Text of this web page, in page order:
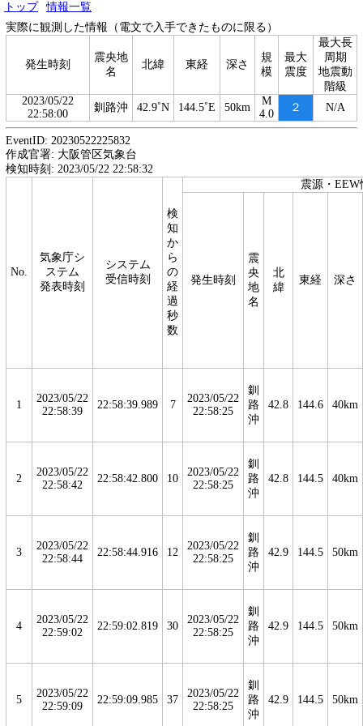
トップ
情報一覧
実際に観測した情報（電文で入手できたものに限る）
発生時刻
震央地
名
北緯 東経 深さ
規
模
最大
震度
最大長
周期
地震動
階級
2023/05/22
22:58:00
釧路沖 42.9˚N 144.5˚E 50km
M
4.0
２ N/A
EventID: 20230522225832
作成官署: 大阪管区気象台
検知時刻: 2023/05/22 22:58:32
No.
気象庁シ
ステム
発表時刻
システム
受信時刻
検
知
か
ら
の
経
過
秒
数
震源・EEW
発生時刻
震
央
地
名
北
緯
東経 深さ
1
2023/05/22
22:58:39
22:58:39.989 7
2023/05/22
22:58:25
釧
路
沖
42.8 144.6 40km
2
2023/05/22
22:58:42
22:58:42.800 10
2023/05/22
22:58:25
釧
路
沖
42.8 144.5 40km
3
2023/05/22
22:58:44
22:58:44.916 12
2023/05/22
22:58:25
釧
路
沖
42.9 144.5 50km
4
2023/05/22
22:59:02
22:59:02.819 30
2023/05/22
22:58:25
釧
路
沖
42.9 144.5 50km
5
2023/05/22
22:59:09
22:59:09.985 37
2023/05/22
22:58:25
釧
路
沖
42.9 144.5 50km